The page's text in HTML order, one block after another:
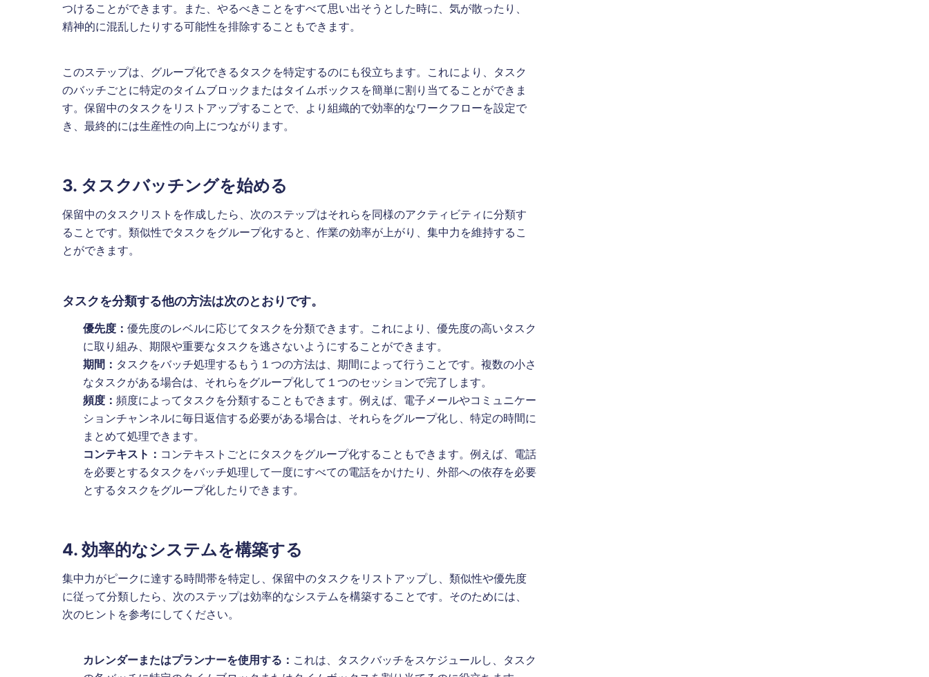
つけることができます。また、やるべきことをすべて思い出そうとした時に、気が散ったり、
精神的に混乱したりする可能性を排除することもできます。
このステップは、グループ化できるタスクを特定するのにも役立ちます。これにより、タスク
のバッチごとに特定のタイムブロックまたはタイムボックスを簡単に割り当てることができま
す。保留中のタスクをリストアップすることで、より組織的で効率的なワークフローを設定で
き、最終的には生産性の向上につながります。
3. タスクバッチングを始める
保留中のタスクリストを作成したら、次のステップはそれらを同様のアクティビティに分類す
ることです。類似性でタスクをグループ化すると、作業の効率が上がり、集中力を維持するこ
とができます。
タスクを分類する他の方法は次のとおりです。
優先度： 優先度のレベルに応じてタスクを分類できます。これにより、優先度の高いタスク
に取り組み、期限や重要なタスクを逃さないようにすることができます。
期間： タスクをバッチ処理するもう１つの方法は、期間によって行うことです。複数の小さ
なタスクがある場合は、それらをグループ化して１つのセッションで完了します。
頻度： 頻度によってタスクを分類することもできます。例えば、電子メールやコミュニケー
ションチャンネルに毎日返信する必要がある場合は、それらをグループ化し、特定の時間に
まとめて処理できます。
コンテキスト： コンテキストごとにタスクをグループ化することもできます。例えば、電話
を必要とするタスクをバッチ処理して一度にすべての電話をかけたり、外部への依存を必要
とするタスクをグループ化したりできます。
4. 効率的なシステムを構築する
集中力がピークに達する時間帯を特定し、保留中のタスクをリストアップし、類似性や優先度
に従って分類したら、次のステップは効率的なシステムを構築することです。そのためには、
次のヒントを参考にしてください。
カレンダーまたはプランナーを使用する： これは、タスクバッチをスケジュールし、タスク